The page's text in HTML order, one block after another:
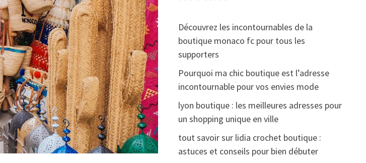
Découvrez les incontournables de la
boutique monaco fc pour tous les
supporters
Pourquoi ma chic boutique est l’adresse
incontournable pour vos envies mode
lyon boutique : les meilleures adresses pour
un shopping unique en ville
tout savoir sur lidia crochet boutique :
astuces et conseils pour bien débuter